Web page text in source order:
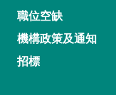
職位空缺
機構政策及通知
招標